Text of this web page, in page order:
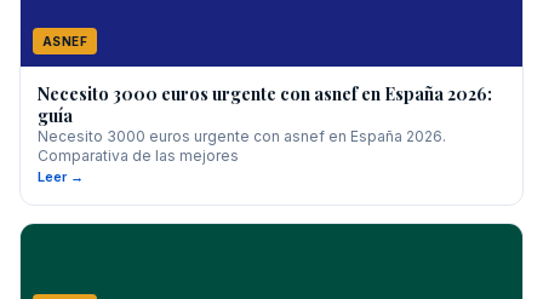
ASNEF
Necesito 3000 euros urgente con asnef en España 2026:
guía
Necesito 3000 euros urgente con asnef en España 2026.
Comparativa de las mejores
Leer →